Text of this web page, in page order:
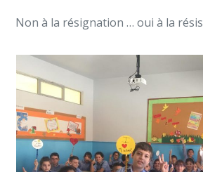
Non à la résignation … oui à la